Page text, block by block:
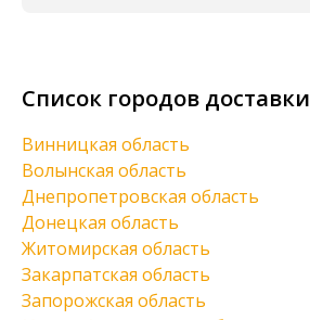
Список городов доставки
Винницкая область
Волынская область
Днепропетровская область
Донецкая область
Житомирская область
Закарпатская область
Запорожская область